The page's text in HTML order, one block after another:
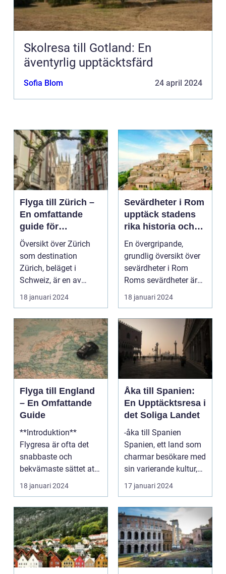
Skolresa till Gotland: En
äventyrlig upptäcktsfärd
Sofia Blom 24 april 2024
Flyga till Zürich –
En omfattande
guide för
resenärer
Översikt över Zürich
som destination
Zürich, beläget i
Schweiz, är en av
Europas mest
populära dest...
18 januari 2024
Sevärdheter i Rom
upptäck stadens
rika historia och
kulturella skatter
En övergripande,
grundlig översikt över
sevärdheter i Rom
Roms sevärdheter är
känt över hela världe...
18 januari 2024
Flyga till England
– En Omfattande
Guide
**Introduktion**
Flygresa är ofta det
snabbaste och
bekvämaste sättet att
resa till England från
ol...
18 januari 2024
Åka till Spanien:
En Upptäcktsresa i
det Soliga Landet
-åka till Spanien
Spanien, ett land som
charmar besökare med
sin varierande kultur,
vackra stränder...
17 januari 2024